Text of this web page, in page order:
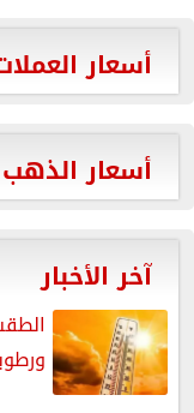
أسعار
أسعار الذهب
آخر الأخبار